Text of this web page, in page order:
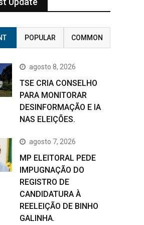
POPULAR COMMON
agosto 8, 2026
TSE CRIA CONSELHO
PARA MONITORAR
DESINFORMAÇÃO E IA
NAS ELEIÇÕES.
agosto 7, 2026
MP ELEITORAL PEDE
IMPUGNAÇÃO DO
REGISTRO DE
CANDIDATURA À
REELEIÇÃO DE BINHO
GALINHA.